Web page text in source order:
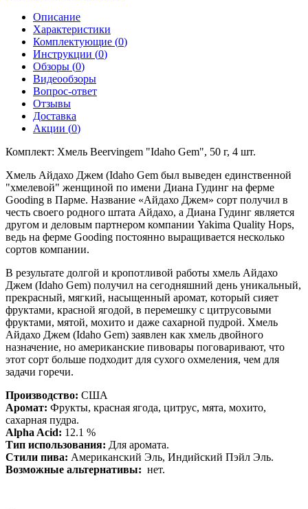
Описание
Характеристики
Комплектующие (0)
Инструкции (0)
Обзоры (0)
Видеообзоры
Вопрос-ответ
Отзывы
Доставка
Акции (0)
Комплект: Хмель Beervingem "Idaho Gem", 50 г, 4 шт.
Хмель Айдахо Джем (Idaho Gem был выведен единственной
"хмелевой" женщиной по имени Диана Гудинг на ферме
Gooding в Парме. Название «Айдахо Джем» сорт получил в
честь своего родного штата Айдахо, а Диана Гудинг является
другом и деловым партнером компании Yakima Quality Hops,
ведь на ферме Gooding постоянно выращивается несколько
сортов компании.
В результате долгой и кропотливой работы хмель Айдахо
Джем (Idaho Gem) получил на сегодняшний день уникальный,
прекрасный, мягкий, насыщенный аромат, который сияет
фруктами, красной ягодой, в перемешку с цитрусовыми
фруктами, мятой, мохито и даже сахарной пудрой. Хмель
Айдахо Джем (Idaho Gem) заявлен как хмель двойного
назначение, но американские пивовары поговаривают, что
этот сорт больше подходит для сухого охмеления, чем для
задачи горечи.
Производство: США
Аромат: Фрукты, красная ягода, цитрус, мята, мохито,
сахарная пудра.
Alpha Acid: 12.1 %
Тип использования: Для аромата.
Стили пива: Американский Эль, Индийский Пэйл Эль.
Возможные альтернативы: нет.